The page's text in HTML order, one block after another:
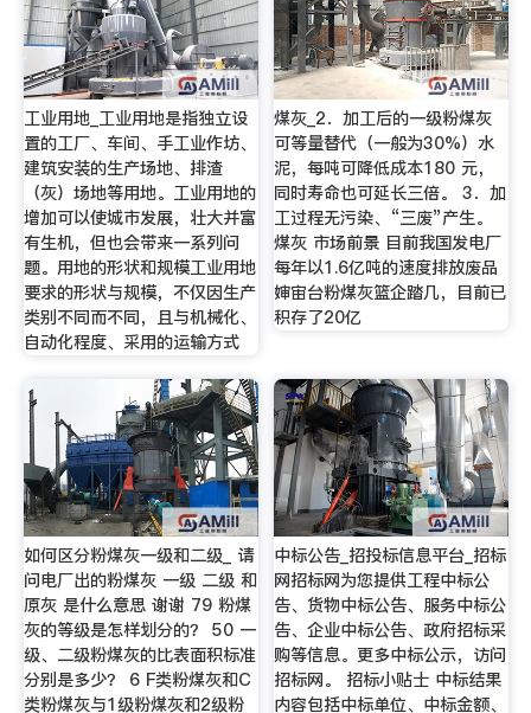
工业用地_工业用地是指独立设
置的工厂、车间、手工业作坊、
建筑安装的生产场地、排渣
（灰）场地等用地。工业用地的
增加可以使城市发展，壮大并富
有生机，但也会带来一系列问
题。用地的形状和规模工业用地
要求的形状与规模，不仅因生产
类别不同而不同，且与机械化、
自动化程度、采用的运输方式
煤灰_2．加工后的一级粉煤灰
可等量替代（一般为30%）水
泥，每吨可降低成本180 元，
同时寿命也可延长三倍。 3．加
工过程无污染、“三废”产生。
煤灰 市场前景 目前我国发电厂
每年以1.6亿吨的速度排放废品
婶宙台粉煤灰篮企踏几，目前已
积存了20亿
如何区分粉煤灰一级和二级_ 请
问电厂出的粉煤灰 一级 二级 和
原灰 是什么意思 谢谢 79 粉煤
灰的等级是怎样划分的？ 50 一
级、二级粉煤灰的比表面积标准
分别是多少？ 6 F类粉煤灰和C
类粉煤灰与1级粉煤灰和2级粉
中标公告_招投标信息平台_招标
网招标网为您提供工程中标公
告、货物中标公告、服务中标公
告、企业中标公告、政府招标采
购等信息。更多中标公示，访问
招标网。 招标小贴士 中标结果
内容包括中标单位、中标金额、